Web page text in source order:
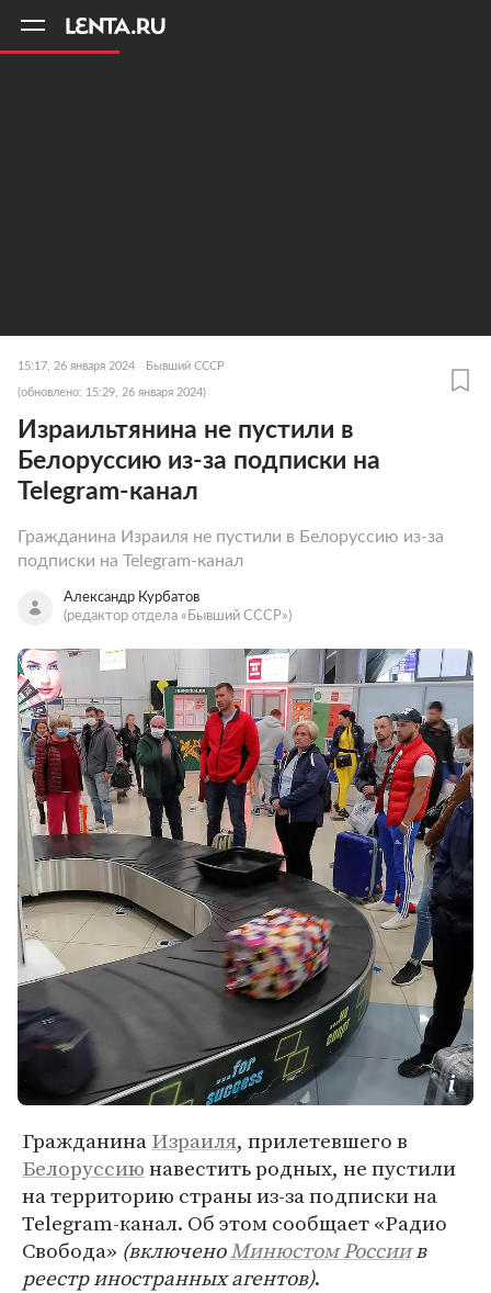
15:17, 26 января 2024 Бывший СССР
(обновлено: 15:29, 26 января 2024)
Израильтянина не пустили в
Белоруссию из-за подписки на
Telegram-канал
Гражданина Израиля не пустили в Белоруссию из-за
подписки на Telegram-канал
Александр Курбатов
(редактор отдела «Бывший СССР»)
ГражданинаИзраиля, прилетевшего в
Белоруссиюнавестить родных, не пустили
на территорию страны из-за подписки на
Telegram-канал. Об этом сообщает «Радио
Свобода» (включеноМинюстом Россиив
реестр иностранных агентов).